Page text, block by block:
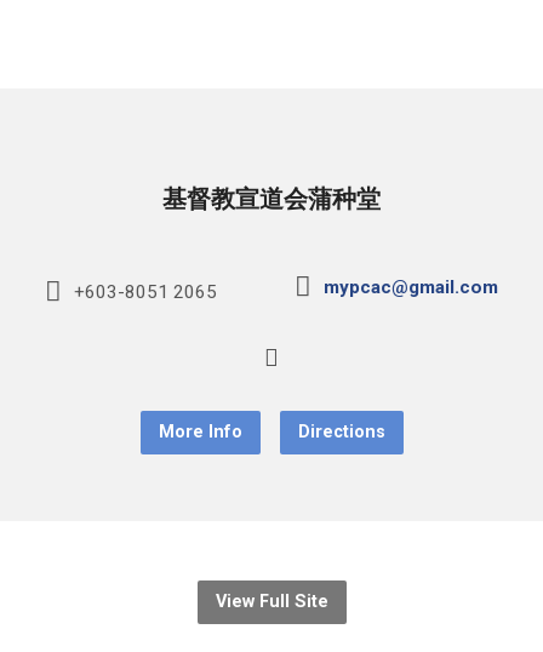
基督教宣道会蒲种堂
+603-8051 2065 mypcac@gmail.com
More Info Directions
View Full Site